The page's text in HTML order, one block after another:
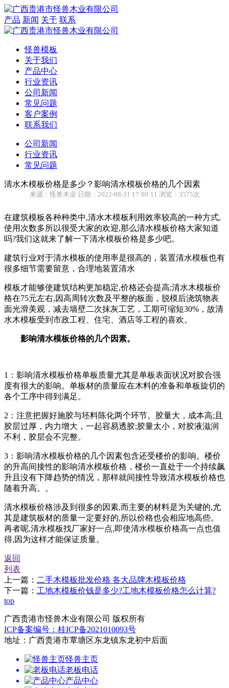
产品 新闻 关于 联系
怪兽模板
关于我们
产品中心
行业资讯
公司新闻
常见问题
客户案例
联系我们
公司新闻
行业资讯
常见问题
清水木模板价格是多少？影响清水模板价格的几个因素
来源：怪兽木业 日期：2022-08-31 17:00:11 浏览：3575次
在建筑模板各种种类中,清水木模板利用效率较高的一种方式,
使用次数多所以很受大家的欢迎,那么清水模板价格大家知道
吗?我们这就来了解一下清水模板价格是多少吧。
建筑行业对于清水模板的使用率是很高的，装置清水模板也有
很多细节需要留意，合理地装置清水
模板才能够使建筑结构更加稳定,价格还会提高;清水木模板价
格在75元左右,因高周转次数及平整的板面，脱模后浇筑物表
面光滑美观，减去墙壁二次抹灰工艺，工期可缩短30%，故清
水木模板受到市政工程、住宅、酒店等工程的喜欢。
影响清水模板价格的几个因素。
1：影响清水模板价格单板质量尤其是单板表面状况对胶合强
度有很大的影响。单板材的质量应在木料的准备和单板旋切的
各个工序中得到满足。
2：注意把握好施胶与坯料陈化两个环节。胶量大，成本高;且
胶层过厚，内力增大，一起容易透胶;胶量太小，对胶液滋润
不利，胶层会不完整。
3：影响清水模板价格的几个因素包含还受楼价的影响。楼价
的升高间接性的影响清水模板价格，楼价一直处于一个持续飙
升且沒有下降趋势的情况，那样就间接性导致清水模板价格也
随着升高。。
清水模板价格涉及到很多的因素,而主要的材料是为关键的,尤
其是建筑板材的质量一定要好的,所以价格也会相应地高些。
再者呢,清水模板找厂家好一点,即使清水模板价格高一点也值
得,因为这样才能保证质量。
返回
列表
上一篇： 二手木模板批发价格 各大品牌木模板价格
下一篇： 工地木模板价钱是多少?工地木模板价格怎么计算?
top
广西贵港市怪兽木业有限公司 版权所有
ICP备案编号：桂ICP备2021010093号
地址：广西贵港市覃塘区东龙镇东龙初中后面
怪兽主页
老板电话
产品中心